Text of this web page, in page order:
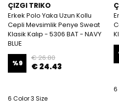
ÇIZGI TRIKO
Erkek Polo Yaka Uzun Kollu
Cepli Mevsimlik Penye Sweat
Klasik Kalıp - 5306 BAT - NAVY
BLUE
%9
€ 26.80
€ 24.43
6 Color 3 Size
6